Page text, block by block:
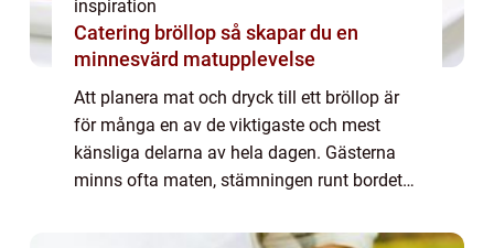
inspiration
Catering bröllop så skapar du en
minnesvärd matupplevelse
Att planera mat och dryck till ett bröllop är
för många en av de viktigaste och mest
känsliga delarna av hela dagen. Gästerna
minns ofta maten, stämningen runt bordet
genomtänkt lösning för catering bröllop ka...